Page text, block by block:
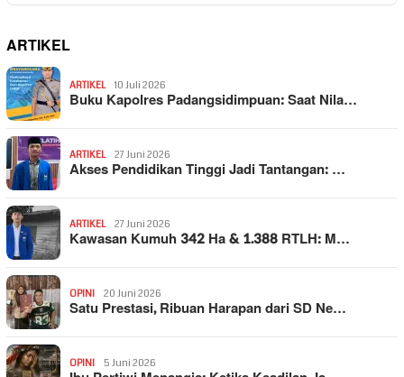
ARTIKEL
ARTIKEL 10 Juli 2026
Buku Kapolres Padangsidimpuan: Saat Nila…
ARTIKEL 27 Juni 2026
Akses Pendidikan Tinggi Jadi Tantangan: …
ARTIKEL 27 Juni 2026
Kawasan Kumuh 342 Ha & 1.388 RTLH: M…
OPINI 20 Juni 2026
Satu Prestasi, Ribuan Harapan dari SD Ne…
OPINI 5 Juni 2026